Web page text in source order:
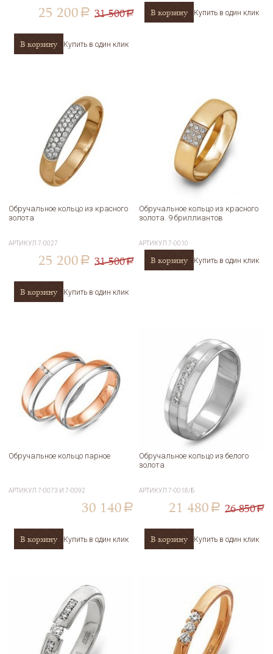
25 200 a 31 500a
В корзину Купить в один клик
В корзину Купить в один клик
Обручальное кольцо из красного
золота
АРТИКУЛ7-0027
25 200 a 31 500a
В корзину Купить в один клик
Обручальное кольцо из красного
золота. 9 бриллиантов
АРТИКУЛ7-0010
В корзину Купить в один клик
Обручальное кольцо парное
АРТИКУЛ7-0073 И 7-0092
30 140 a
В корзину Купить в один клик
Обручальное кольцо из белого
золота
АРТИКУЛ7-0018/Б
21 480 a 26 850a
В корзину Купить в один клик